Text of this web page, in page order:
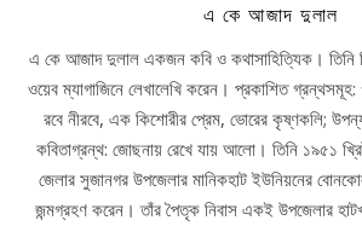
এ কে আজাদ দুলাল
এ কে আজাদ দুলাল একজন কবি ও কথাসাহিত্যিক। তিনি
ওয়েব ম্যাগাজিনে লেখালেখি করেন। প্রকাশিত গ্রন্থসমূহ:
রবে নীরবে, এক কিশোরীর প্রেম, ভোরের কৃষ্ণকলি;
কবিতাগ্রন্থ: জোছনায় রেখে যায় আলো। তিনি ১৯৫১
জেলার সুজানগর উপজেলার মানিকহাট ইউনিয়নের
জন্মগ্রহণ করেন। তাঁর পৈতৃক নিবাস একই উপজেলার